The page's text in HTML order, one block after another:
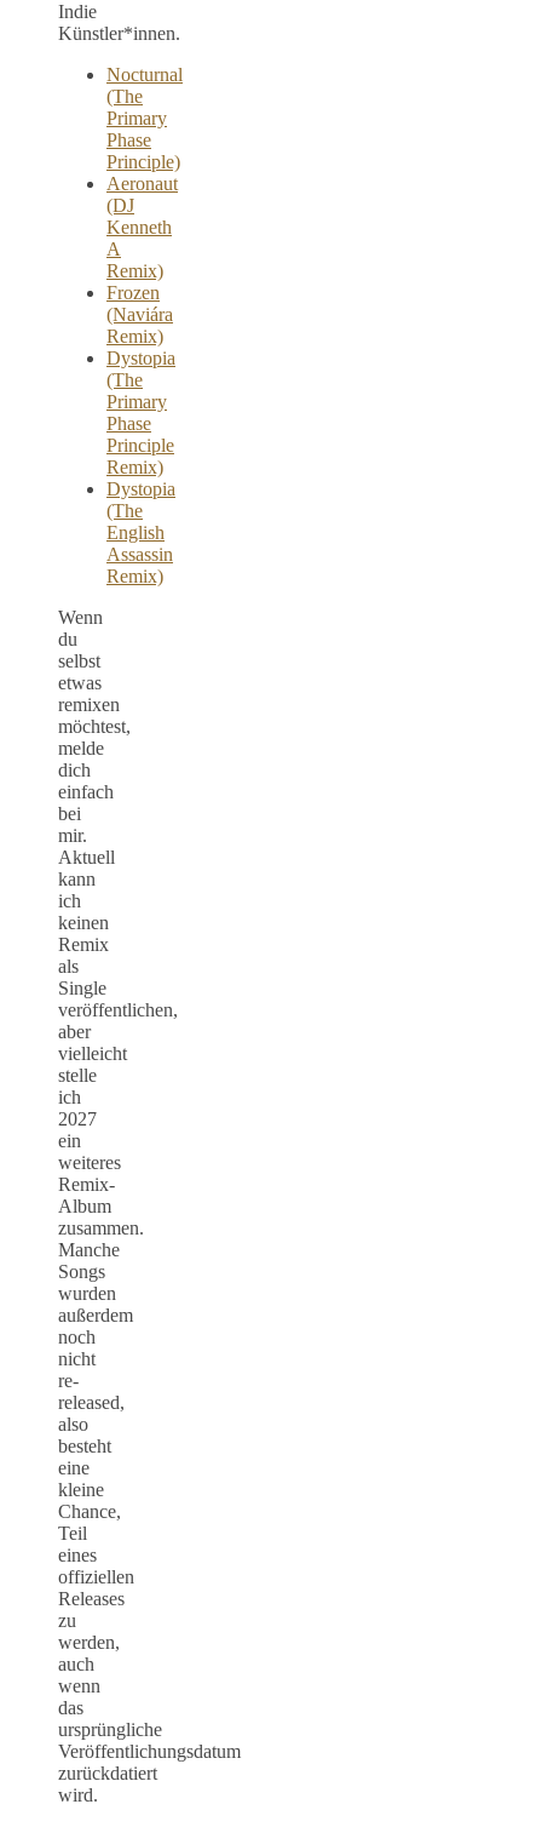
Indie
Künstler*innen.
Nocturnal
(The
Primary
Phase
Principle)
Aeronaut
(DJ
Kenneth
A
Remix)
Frozen
(Naviára
Remix)
Dystopia
(The
Primary
Phase
Principle
Remix)
Dystopia
(The
English
Assassin
Remix)
Wenn
du
selbst
etwas
remixen
möchtest,
melde
dich
einfach
bei
mir.
Aktuell
kann
ich
keinen
Remix
als
Single
veröffentlichen,
aber
vielleicht
stelle
ich
2027
ein
weiteres
Remix-
Album
zusammen.
Manche
Songs
wurden
außerdem
noch
nicht
re-
released,
also
besteht
eine
kleine
Chance,
Teil
eines
offiziellen
Releases
zu
werden,
auch
wenn
das
ursprüngliche
Veröffentlichungsdatum
zurückdatiert
wird.